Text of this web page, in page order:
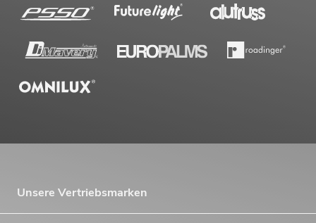
Unsere Vertriebsmarken